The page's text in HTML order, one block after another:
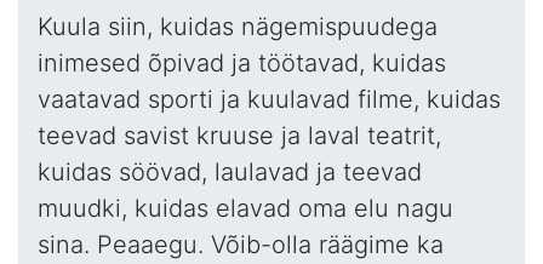
Kuula siin, kuidas nägemispuudega
inimesed õpivad ja töötavad, kuidas
vaatavad sporti ja kuulavad filme, kuidas
teevad savist kruuse ja laval teatrit,
kuidas söövad, laulavad ja teevad
muudki, kuidas elavad oma elu nagu
sina. Peaaegu. Võib-olla räägime ka